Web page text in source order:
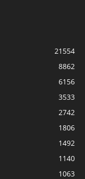
21554
8862
6156
3533
2742
1806
1492
1140
1063